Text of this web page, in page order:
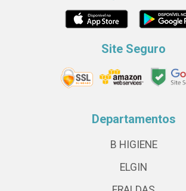
Site Seguro
Departamentos
B HIGIENE
ELGIN